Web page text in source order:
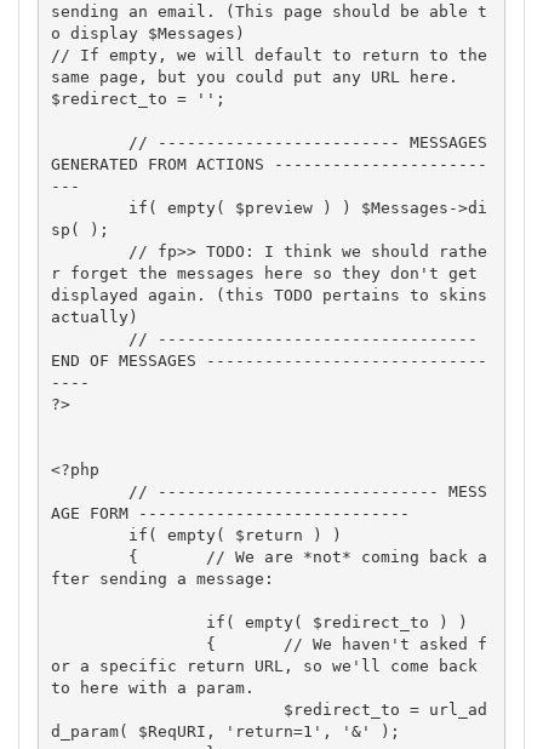
sending an email. (This page should be able t
o display $Messages)
// If empty, we will default to return to the
same page, but you could put any URL here.
$redirect_to = '';
GENERATED FROM ACTIONS ----------------------
---
sp( );
r forget the messages here so they don't get
displayed again. (this TODO pertains to skins
actually)
END OF MESSAGES -----------------------------
----
?>
<?php
AGE FORM ----------------------------
fter sending a message:
or a specific return URL, so we'll come back
to here with a param.
d_param( $ReqURI, 'return=1', '&' );